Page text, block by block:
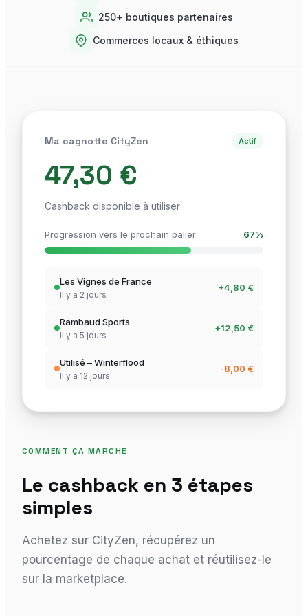
250+ boutiques partenaires
Commerces locaux & éthiques
Ma cagnotte CityZen Actif
47,30 €
Cashback disponible à utiliser
Progression vers le prochain palier 67%
Les Vignes de France
Il y a 2 jours
+4,80 €
Rambaud Sports
Il y a 5 jours
+12,50 €
Utilisé – Winterflood
Il y a 12 jours
-8,00 €
COMMENT ÇA MARCHE
Le cashback en 3 étapes
simples
Achetez sur CityZen, récupérez un
pourcentage de chaque achat et réutilisez-le
sur la marketplace.